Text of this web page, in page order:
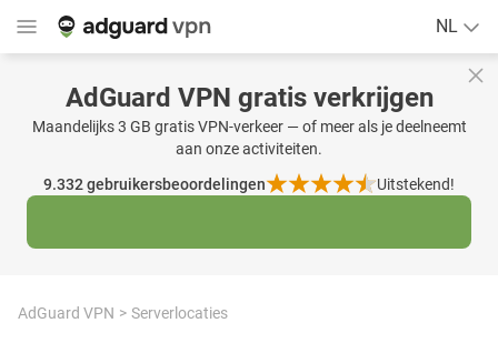
NL
AdGuard VPN gratis verkrijgen
Maandelijks 3 GB gratis VPN-verkeer — of meer als je deelneemt
aan onze activiteiten.
9.332gebruikersbeoordelingen Uitstekend!
AdGuard VPN Serverlocaties